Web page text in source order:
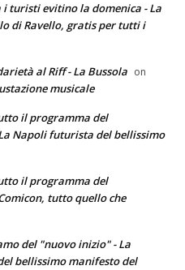
turisti evitino la domenica - La
di Ravello, gratis per tutti i
al Riff - La Bussola on
musicale
il programma del
Napoli futurista del bellissimo
il programma del
tutto quello che
del "nuovo inizio" - La
bellissimo manifesto del